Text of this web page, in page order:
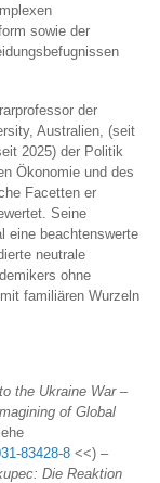
sowie der
der
Australien, (seit
2025) der Politik
Ökonomie und des
Facetten er
Seine
eine beachtenswerte
neutrale
ohne
familiären Wurzeln
the Ukraine War –
of Global
83428-8 <<) –
Die Reaktion